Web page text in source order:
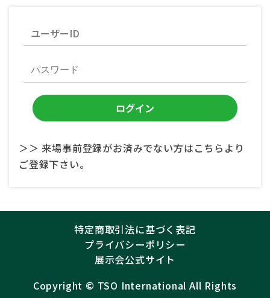
＞＞ 来場事前登録がお済みでない方はこちらより
ご登録下さい。
特定商取引法に基づく表記
プライバシーポリシー
展示会公式サイト
Copyright ©︎ TSO International All Rights